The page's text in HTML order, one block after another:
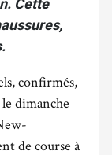
Cette
confirmés,
dimanche
de course à